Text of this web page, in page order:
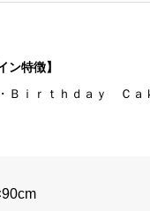
ン特徴】
Ｂｉｒｔｈｄａｙ Ｃａ